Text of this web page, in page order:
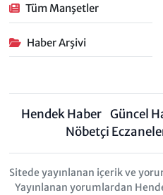
Tüm Manşetler
Haber Arşivi
Hendek Haber Güncel
Nöbetçi
Sitede yayınlanan içerik ve
Yayınlanan yorumlardan